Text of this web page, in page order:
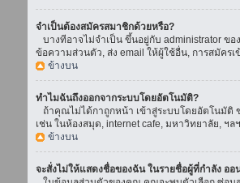
จำเป็นต้องสมัครสมาชิกด้วยหรือ?
บางทีอาจไม่จำเป็น ขึ้นอยู่กับ administrator ข
ข้อความส่วนตัว, ส่ง email ให้ผู้ใช้อื่น, การสมัคร
ข้างบน
ทำไมฉันถึงออกจากระบบโดยอัตโนมัติ?
ถ้าคุณไม่ได้กาถูกหน้า เข้าสู่ระบบโดยอัตโนมัติ
เช่น ในห้องสมุด, internet cafe, มหาวิทยาลัย, ฯลฯ
ข้างบน
จะสั่งไม่ให้แสดงชื่อของฉัน ในรายชื่อผู้ที่กำลัง ออ